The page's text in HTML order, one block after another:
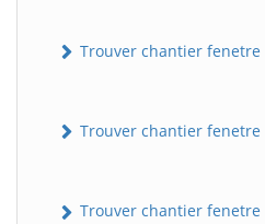
Trouver chantier fenetre
Trouver chantier fenetre
Trouver chantier fenetre